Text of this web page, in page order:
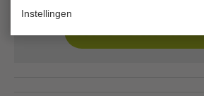
Instellingen
COOKIE-INSTELLINGEN